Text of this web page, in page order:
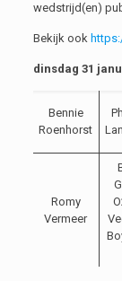
wedstrijd(en)
Bekijk ook
dinsdag 31
Bennie
Roenhorst
Romy
Vermeer